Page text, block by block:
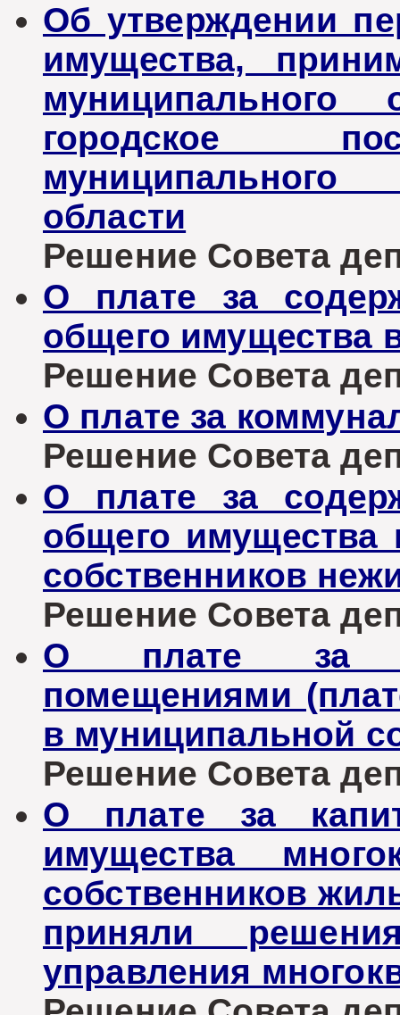
Об утверждении
имущества,
муниципального
городское
муниципального
области
Решение Совета
О плате за
общего имущества
Решение Совета
О плате за
Решение Совета
О плате за
общего имущества
собственников
Решение Совета
О плате за
помещениями
в муниципальной
Решение Совета
О плате за
имущества
собственников
приняли
управления